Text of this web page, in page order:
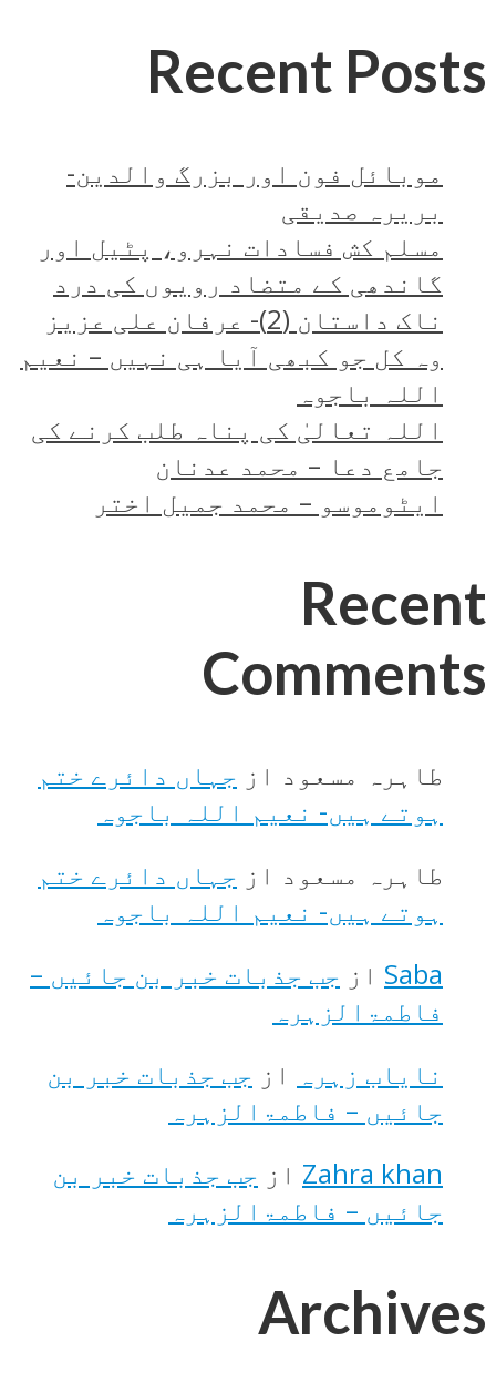
Recent Posts
موبائل فون اور بزرگ والدین-
بریرہ صدیقی
مسلم کش فسادات نہرو، پٹیل اور
گاندھی کے متضاد رویوں کی درد
ناک داستان (2)- عرفان علی عزیز
وہ کل جو کبھی آیا ہی نہیں – نعیم
اللہ باجوہ
اللہ تعالیٰ کی پناہ طلب کرنے کی
جامع دعا – محمد عدنان
ایٹوموسو – محمد جمیل اختر
Recent
Comments
طاہرہ مسعود از جہاں دائرے ختم
ہوتے ہیں- نعیم اللہ باجوہ
طاہرہ مسعود از جہاں دائرے ختم
ہوتے ہیں- نعیم اللہ باجوہ
Saba از جب جذبات خبر بن جائیں –
فاطمۃالزہرہ
نایاب زہرہ از جب جذبات خبر بن
جائیں – فاطمۃالزہرہ
Zahra khan از جب جذبات خبر بن
جائیں – فاطمۃالزہرہ
Archives